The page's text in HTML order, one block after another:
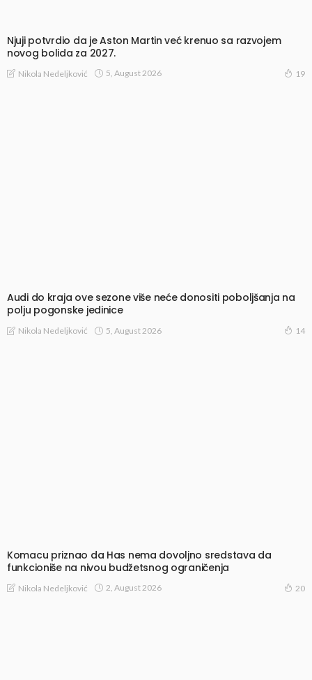
Njuji potvrdio da je Aston Martin već krenuo sa razvojem
novog bolida za 2027.
Nikola Nedeljković 5, August 2026 19
Audi do kraja ove sezone više neće donositi poboljšanja na
polju pogonske jedinice
Nikola Nedeljković 5, August 2026 14
Komacu priznao da Has nema dovoljno sredstava da
funkcioniše na nivou budžetsnog ograničenja
Nikola Nedeljković 2, August 2026 20